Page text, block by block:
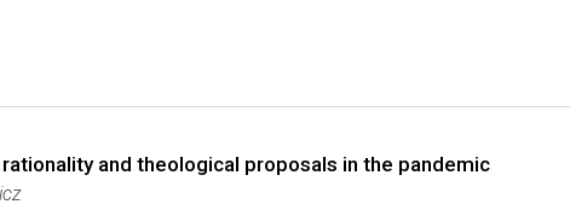
and theological proposals in the pandemic